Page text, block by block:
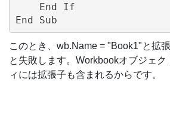
    End If
このとき、wb.Name = "Book1"と拡
と失敗します。Workbookオブジェ
ィには拡張子も含まれるからです。